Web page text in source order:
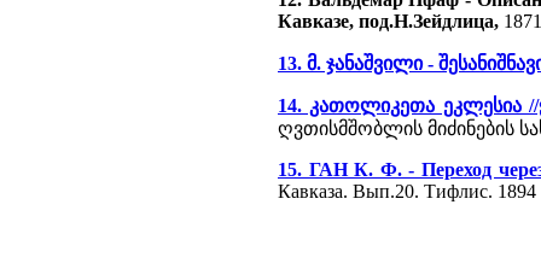
Кавказе, под.Н.Зейдлица,
13. მ. ჯანაშვილი -
14. კათოლიკეთა ეკლესია //
ღვთისმშობლის მიძინების
15. ГАН К. Ф. - Переход
Кавказа. Вып.20. Тифлис. 1894